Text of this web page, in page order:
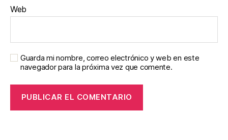
Web
Guarda mi nombre, correo electrónico y web en este
navegador para la próxima vez que comente.